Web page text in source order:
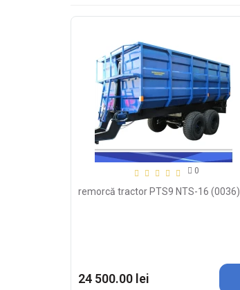
0
remorcă tractor PTS9 NTS-16 (0036)
24 500.00 lei